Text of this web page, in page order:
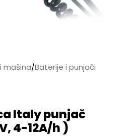
mašina/Baterije i punjači
Italy punjač
4-12A/h )